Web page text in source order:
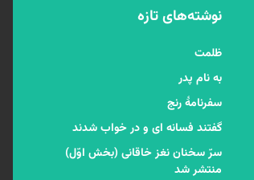
نوشته‌های تازه
ظلمت
به نام پدر
سفرنامۀ رنج
گفتند فسانه ای و در خواب شدند
سرّ سخنان نغز خاقانی (بخش اوّل)
منتشر شد